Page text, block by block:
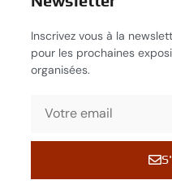
Inscrivez vous à la
pour les prochaines
organisées.